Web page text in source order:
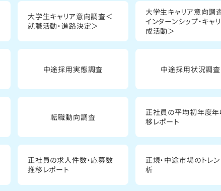
大学生キャリア意向調査＜
就職活動・進路決定＞
大学生キャリア意向調
インターンシップ・キャ
成活動＞
中途採用実態調査 中途採用状況調査
転職動向調査
正社員の平均初年度
移レポート
正社員の求人件数・応募数
推移レポート
正規・中途市場のトレ
析